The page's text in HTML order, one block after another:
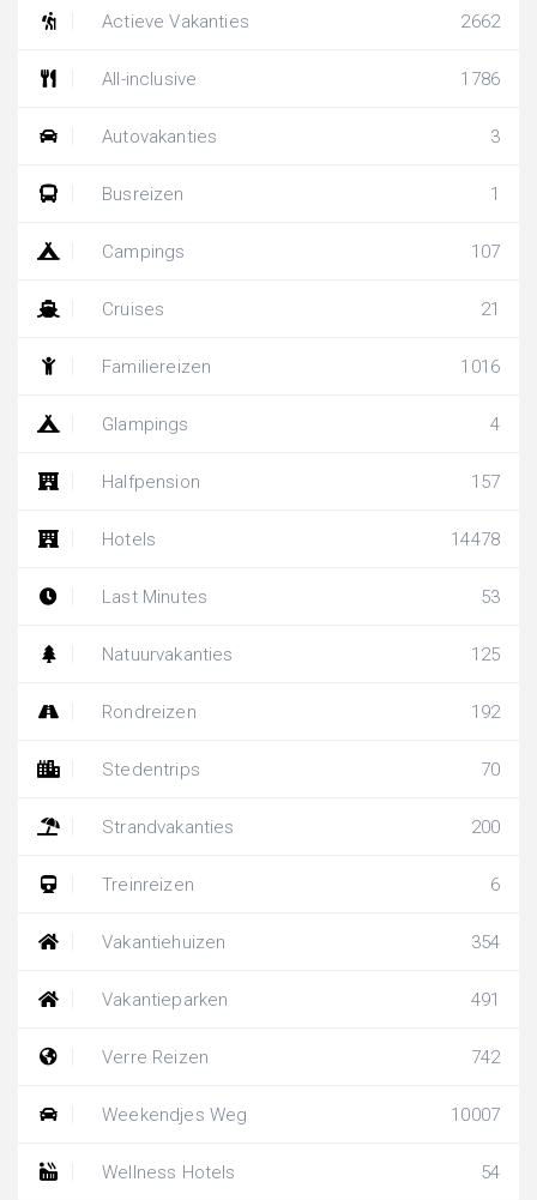
Actieve Vakanties 2662
All-inclusive 1786
Autovakanties 3
Busreizen 1
Campings 107
Cruises 21
Familiereizen 1016
Glampings 4
Halfpension 157
Hotels 14478
Last Minutes 53
Natuurvakanties 125
Rondreizen 192
Stedentrips 70
Strandvakanties 200
Treinreizen 6
Vakantiehuizen 354
Vakantieparken 491
Verre Reizen 742
Weekendjes Weg 10007
Wellness Hotels 54